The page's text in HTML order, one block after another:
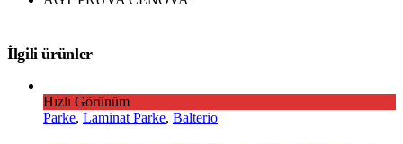
İlgili ürünler
Hızlı Görünüm
Parke, Laminat Parke, Balterio